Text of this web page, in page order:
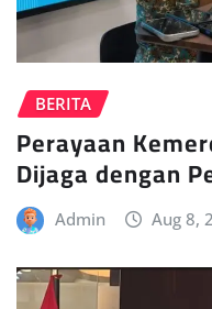
BERITA
Perayaan
Dijaga dengan
Admin Aug 8,